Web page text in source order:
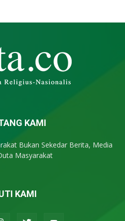
KAMI
Bukan Sekedar Berita, Media
Masyarakat
KAMI